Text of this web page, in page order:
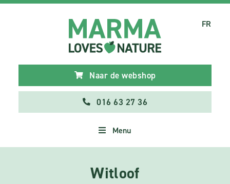
Naar de webshop
016 63 27 36
Menu
FR
Witloof